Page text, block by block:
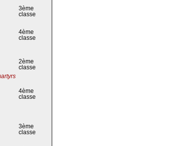
3ème
classe
4ème
classe
2ème
classe
4ème
classe
3ème
classe